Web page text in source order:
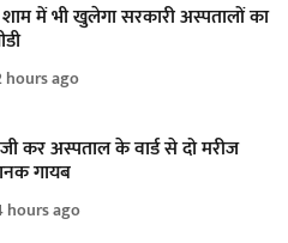
में भी खुलेगा सरकारी अस्पतालों का
hours ago
कर अस्पताल के वार्ड से दो मरीज
गायब
hours ago